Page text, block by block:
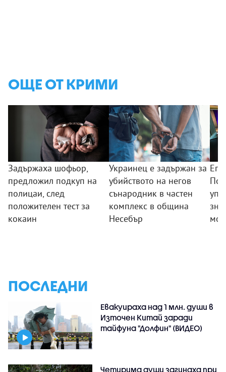
ОЩЕ ОТ КРИМИ
Задържаха шофьор,
предложил подкуп на
полицаи, след
положителен тест за
кокаин
Украинец е задържан за
убийството на негов
сънародник в частен
комплекс в община
Несебър
ПОСЛЕДНИ
Евакуираха над 1 млн. души в
Източен Китай заради
тайфуна "Долфин" (ВИДЕО)
Четирима души загинаха при